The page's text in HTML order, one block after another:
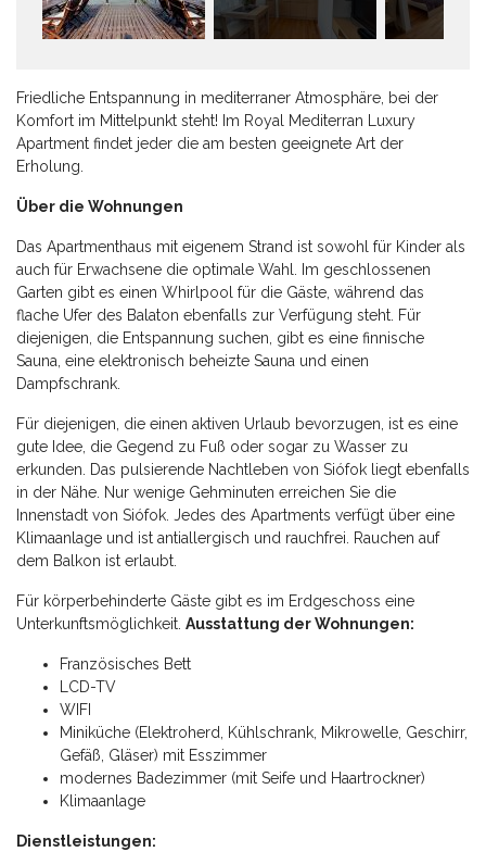
Friedliche Entspannung in mediterraner Atmosphäre, bei der
Komfort im Mittelpunkt steht! Im Royal Mediterran Luxury
Apartment findet jeder die am besten geeignete Art der
Erholung.
Über die Wohnungen
Das Apartmenthaus mit eigenem Strand ist sowohl für Kinder als
auch für Erwachsene die optimale Wahl. Im geschlossenen
Garten gibt es einen Whirlpool für die Gäste, während das
flache Ufer des Balaton ebenfalls zur Verfügung steht. Für
diejenigen, die Entspannung suchen, gibt es eine finnische
Sauna, eine elektronisch beheizte Sauna und einen
Dampfschrank.
Für diejenigen, die einen aktiven Urlaub bevorzugen, ist es eine
gute Idee, die Gegend zu Fuß oder sogar zu Wasser zu
erkunden. Das pulsierende Nachtleben von Siófok liegt ebenfalls
in der Nähe. Nur wenige Gehminuten erreichen Sie die
Innenstadt von Siófok. Jedes des Apartments verfügt über eine
Klimaanlage und ist antiallergisch und rauchfrei. Rauchen auf
dem Balkon ist erlaubt.
Für körperbehinderte Gäste gibt es im Erdgeschoss eine
Unterkunftsmöglichkeit. Ausstattung der Wohnungen:
Französisches Bett
LCD-TV
WIFI
Miniküche (Elektroherd, Kühlschrank, Mikrowelle, Geschirr,
Gefäß, Gläser) mit Esszimmer
modernes Badezimmer (mit Seife und Haartrockner)
Klimaanlage
Dienstleistungen: